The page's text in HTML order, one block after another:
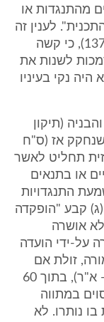
מהתנגדות או
לענין זה
סבר בית המשפט בפרשת חדג'ס (עמ' 137), כי קשה
לשנות את
נקי בעיניו
התכנון והבניה (תיקון
1988). סעיף 108(א) שנחקק אז (ס"ח
המחוזית תחליט לאשר
או בתנאים
התנגדויות
אם היו כאלה וההכרעה בהן". סעיף 108(ג) קבע "הופקדה
אושרה
על-ידי הועדה
האמורה, זולת אם
החליטה הועדה אחרת (הדגשה הוספה - א"ר), בתוך 60
במתווה
בו נותרו. לא